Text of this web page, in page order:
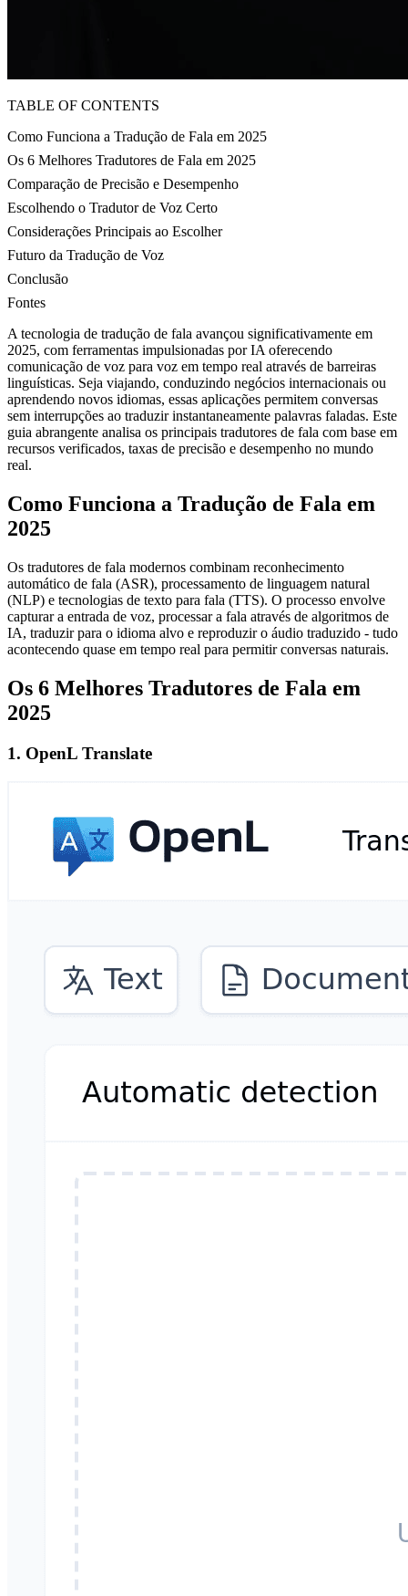
TABLE OF CONTENTS
Como Funciona a Tradução de Fala em 2025
Os 6 Melhores Tradutores de Fala em 2025
Comparação de Precisão e Desempenho
Escolhendo o Tradutor de Voz Certo
Considerações Principais ao Escolher
Futuro da Tradução de Voz
Conclusão
Fontes
A tecnologia de tradução de fala avançou significativamente em
2025, com ferramentas impulsionadas por IA oferecendo
comunicação de voz para voz em tempo real através de barreiras
linguísticas. Seja viajando, conduzindo negócios internacionais ou
aprendendo novos idiomas, essas aplicações permitem conversas
sem interrupções ao traduzir instantaneamente palavras faladas. Este
guia abrangente analisa os principais tradutores de fala com base em
recursos verificados, taxas de precisão e desempenho no mundo
real.
Como Funciona a Tradução de Fala em
2025
Os tradutores de fala modernos combinam reconhecimento
automático de fala (ASR), processamento de linguagem natural
(NLP) e tecnologias de texto para fala (TTS). O processo envolve
capturar a entrada de voz, processar a fala através de algoritmos de
IA, traduzir para o idioma alvo e reproduzir o áudio traduzido - tudo
acontecendo quase em tempo real para permitir conversas naturais.
Os 6 Melhores Tradutores de Fala em
2025
1. OpenL Translate